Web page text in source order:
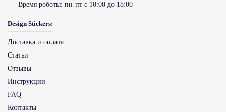
Время роботы: пн-пт с 10:00 до 18:00
Design Stickers:
Доставка и оплата
Статьи
Отзывы
Инструкции
FAQ
Контакты